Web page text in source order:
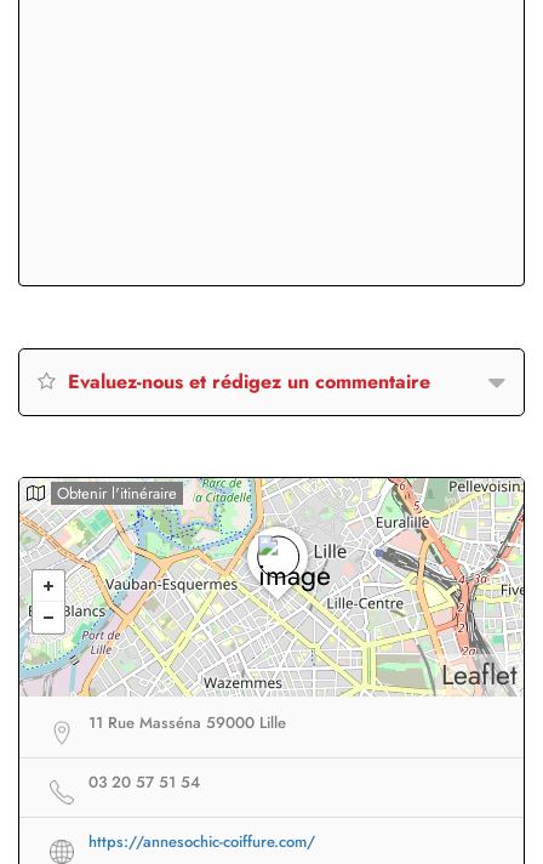
Evaluez-nous et rédigez un commentaire
Leaflet
Obtenir l'itinéraire
11 Rue Masséna 59000 Lille
03 20 57 51 54
https://annesochic-coiffure.com/